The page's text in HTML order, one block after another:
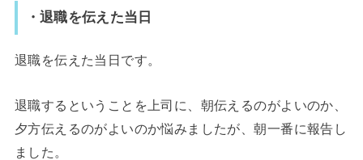
・退職を伝えた当日
退職を伝えた当日です。
退職するということを上司に、朝伝えるのがよいのか、
夕方伝えるのがよいのか悩みましたが、朝一番に報告し
ました。